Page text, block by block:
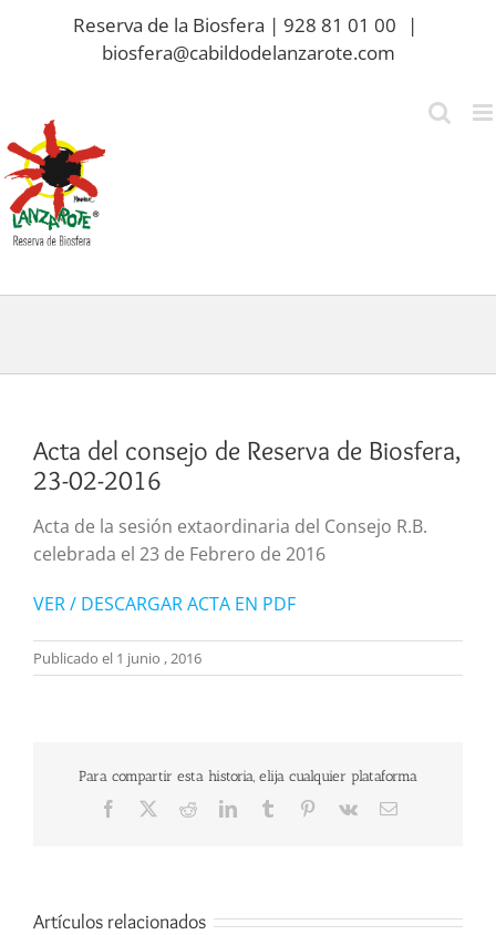
Reserva de la Biosfera | 928 81 01 00
|
biosfera@cabildodelanzarote.com
Acta del consejo de Reserva de Biosfera,
23-02-2016
Acta de la sesión extaordinaria del Consejo R.B.
celebrada el 23 de Febrero de 2016
VER / DESCARGAR ACTA EN PDF
Publicado el 1 junio , 2016
Para compartir esta historia, elija cualquier plataforma
Facebook RedditLinkedInTumblr Pinterest
Vk
Correo
Artículos relacionados